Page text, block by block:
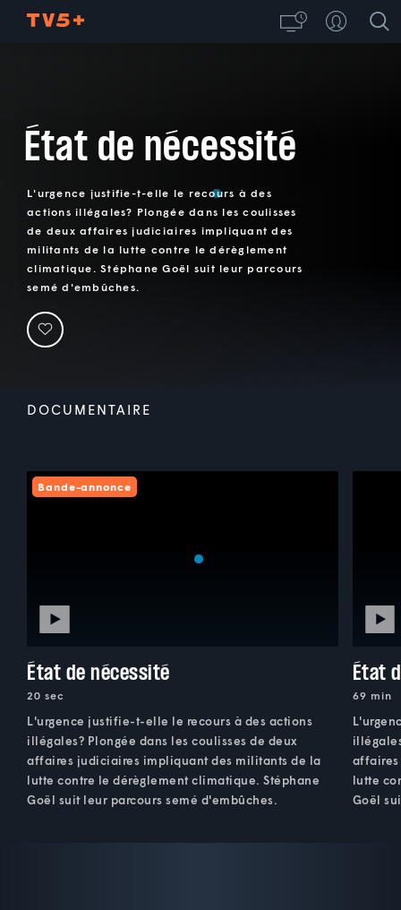
État de nécessité
L'urgence justifie-t-elle le recours à des
actions illégales? Plongée dans les coulisses
de deux affaires judiciaires impliquant des
militants de la lutte contre le dérèglement
climatique. Stéphane Goël suit leur parcours
semé d'embûches.
DOCUMENTAIRE
Bande-annonce
État de nécessité
20 sec
L'urgence justifie-t-elle le recours à des actions
illégales? Plongée dans les coulisses de deux
affaires judiciaires impliquant des militants de la
lutte contre le dérèglement climatique. Stéphane
Goël suit leur parcours semé d'embûches.
État
69 min
lutte
Goël